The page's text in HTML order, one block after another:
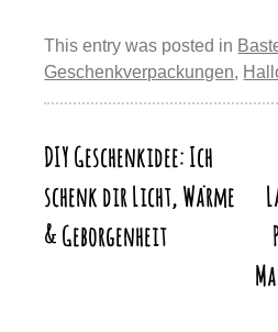
st
b
o
k
y
Li
k
n
This entry was posted in
Geschenkverpackungen,
DIY Geschenkidee: Ich
schenk dir Licht, Wärme
& Geborgenheit